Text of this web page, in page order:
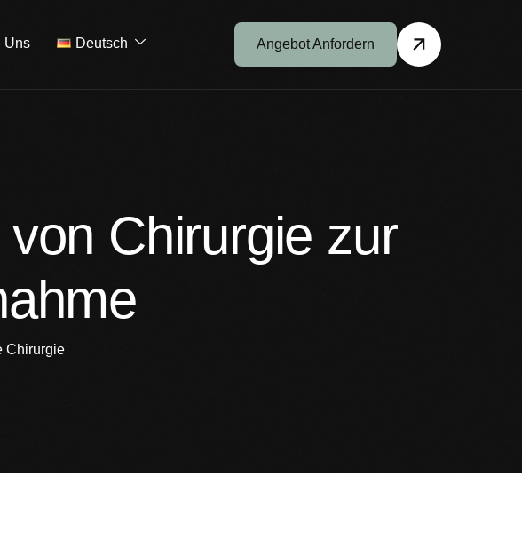
Uns Deutsch Angebot Anfordern
Chirurgie zur
Chirurgie